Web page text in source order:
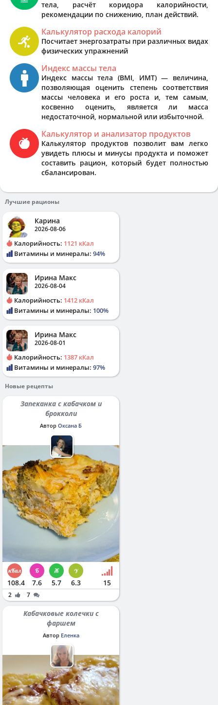
тела, расчёт коридора калорийности,
рекомендации по снижению, план действий.
Калькулятор расхода калорий
Посчитает энергозатраты при различных видах
физических упражнений
Индекс массы тела
Индекс массы тела (BMI, ИМТ) — величина,
позволяющая оценить степень соответствия
массы человека и его роста и, тем самым,
косвенно оценить, является ли масса
недостаточной, нормальной или избыточной.
Калькулятор и анализатор продуктов
Калькулятор продуктов позволит вам легко
увидеть плюсы и минусы продукта и поможет
составить рацион, который будет полностью
сбалансирован.
Лучшие рационы
Карина
2026-08-06
Калорийность: 1121 кКал
Витамины и минералы: 94%
Ирина Макс
2026-08-04
Калорийность: 1412 кКал
Витамины и минералы: 100%
Ирина Макс
2026-08-01
Калорийность: 1387 кКал
Витамины и минералы: 97%
Новые рецепты
Запеканка с кабачком и
брокколи
Автор Оксана Б
108.4 7.6 5.7 6.3 15
2 7
Кабачковые колечки с
фаршем
Автор Еленка